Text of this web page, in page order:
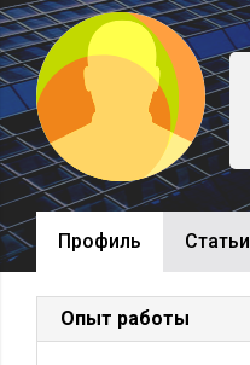
Профиль Cтатьи
Опыт работы